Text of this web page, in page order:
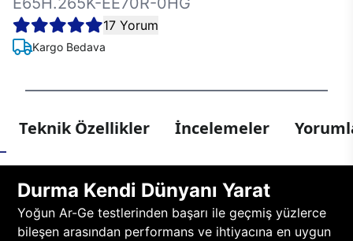
17 Yorum
Kargo Bedava
Teknik Özellikler İncelemeler
Durma Kendi Dünyanı Yarat
Yoğun Ar-Ge testlerinden başarı ile geçmiş yüzlerce
bileşen arasından performans ve ihtiyacına en uygun